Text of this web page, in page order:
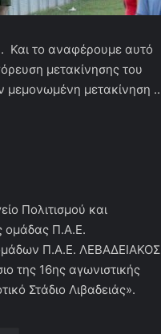
Και το αναφέρουμε αυτό
μετακίνησης του
μεμονωμένη μετακίνηση ..
Πολιτισμού και
ομάδας Π.Α.Ε.
Π.Α.Ε. ΛΕΒΑΔΕΙΑΚΟΣ
της 16ης αγωνιστικής
Στάδιο Λιβαδειάς».